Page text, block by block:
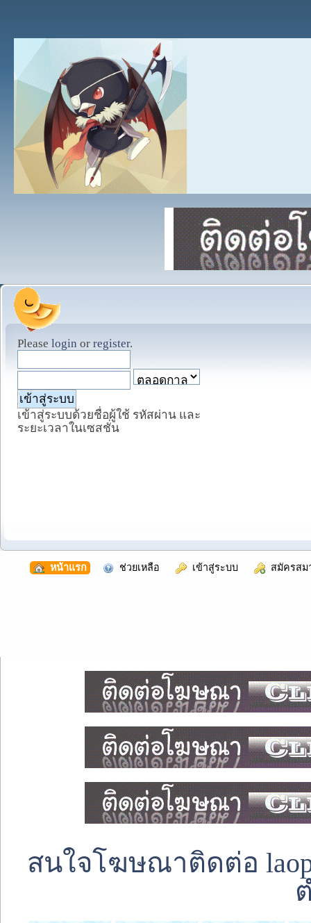
Please login or register.
เข้าสู่ระบบด้วยชื่อผู้ใช้ รหัสผ่าน และ
ระยะเวลาในเซสชั่น
หน้าแรก ช่วยเหลือ เข้าสู่ระบบ สมัครสม
สนใจโฆษณาติดต่อ